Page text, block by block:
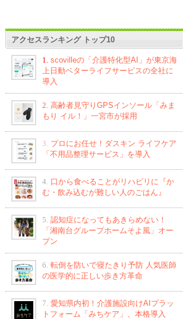
アクセスランキング トップ10
1.
scovilleの「介護特化型AI」が東京海
上日動ベターライフサービスの全社に
導入
2. 高齢者見守りGPSインソール「みま
もり イル！」一宮市が採用
3. プロにお任せ！ダスキン ライフケア
「不用品整理サービス」を導入
4. 口から食べることがリハビリに『か
む・飲み込むが難しい人のごはん』
5. 認知症になってもあきらめない！
「湘南台グループホームそよ風」オー
プン
6. 転倒を防いで寝たきり予防 人気医師
の医学的に正しい歩き方革命
7. 愛知県内初！介護施設向けAIプラッ
トフォーム「みちケア」、本格導入